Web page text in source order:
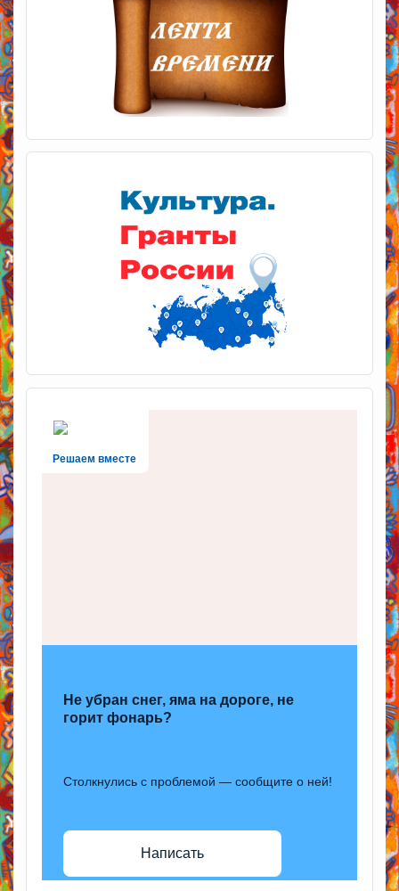
Решаем вместе
Не убран снег, яма на дороге, не
горит фонарь?
Столкнулись с проблемой — сообщите о ней!
Написать